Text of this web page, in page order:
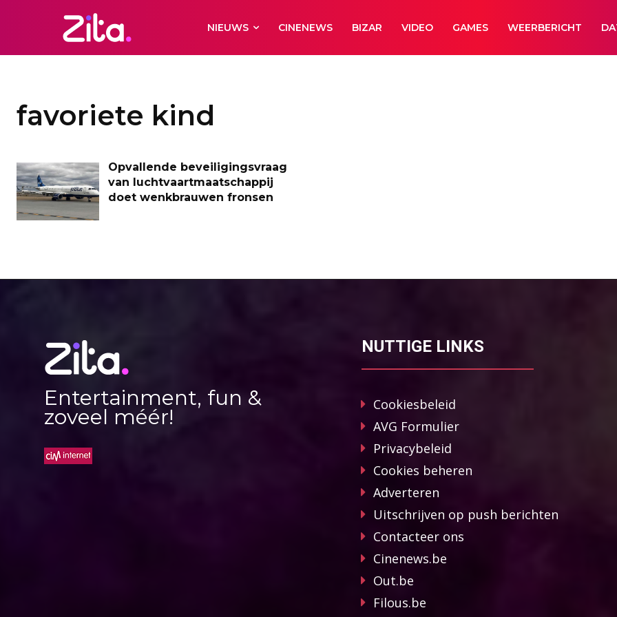
NIEUWS CINENEWS BIZAR VIDEO GAMES WEERBERICHT
favoriete kind
Opvallende beveiligingsvraag
van luchtvaartmaatschappij
doet wenkbrauwen fronsen
Entertainment, fun &
zoveel méér!
NUTTIGE LINKS
Cookiesbeleid
AVG Formulier
Privacybeleid
Cookies beheren
Adverteren
Uitschrijven op push berichten
Contacteer ons
Cinenews.be
Out.be
Filous.be